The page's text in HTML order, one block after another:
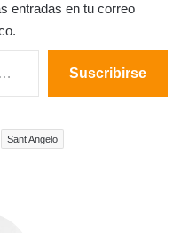
entradas en tu correo
Suscribirse
Sant Angelo